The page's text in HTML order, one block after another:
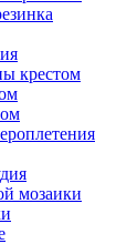
крестом
мозаики